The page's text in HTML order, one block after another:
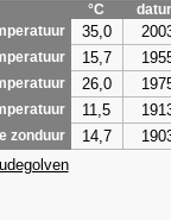
°C
35,0
15,7
26,0
11,5
zonduur 14,7